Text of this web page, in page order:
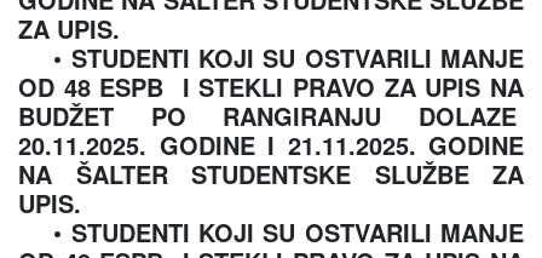
ZA UPIS.
• STUDENTI KOJI SU OSTVARILI MANJE
OD 48 ESPB I STEKLI PRAVO ZA UPIS NA
BUDŽET PO RANGIRANJU DOLAZE
20.11.2025. GODINE I 21.11.2025. GODINE
NA ŠALTER STUDENTSKE SLUŽBE ZA
UPIS.
• STUDENTI KOJI SU OSTVARILI MANJE